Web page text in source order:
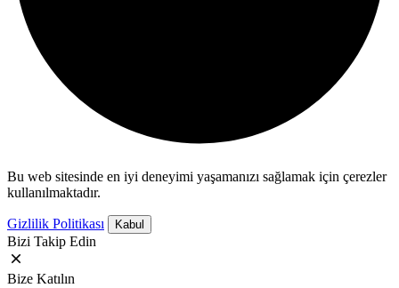
Bu web sitesinde en iyi deneyimi yaşamanızı sağlamak için çerezler
kullanılmaktadır.
Gizlilik Politikası Kabul
Bizi Takip Edin
Bize Katılın